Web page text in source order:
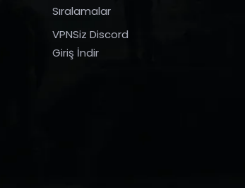
Sıralamalar
VPNSiz Discord
Giriş İndir